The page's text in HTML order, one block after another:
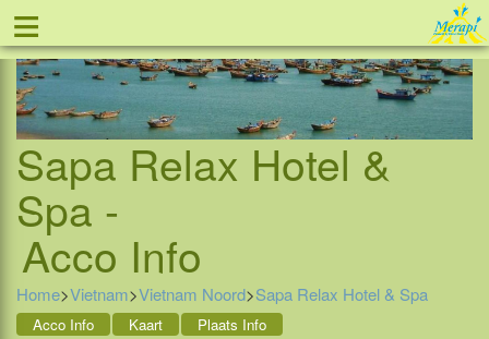
≡ Tel: 088 - 81 11 999
Sapa Relax Hotel &
Spa -
Acco Info
Home>Vietnam>Vietnam Noord>Sapa Relax Hotel & Spa
Acco Info Kaart Plaats Info